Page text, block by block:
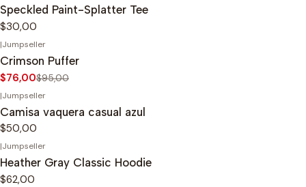
Speckled Paint-Splatter Tee
$30,00
-20%
|Jumpseller
Crimson Puffer
$76,00$95,00
|Jumpseller
Camisa vaquera casual azul
$50,00
|Jumpseller
Heather Gray Classic Hoodie
$62,00